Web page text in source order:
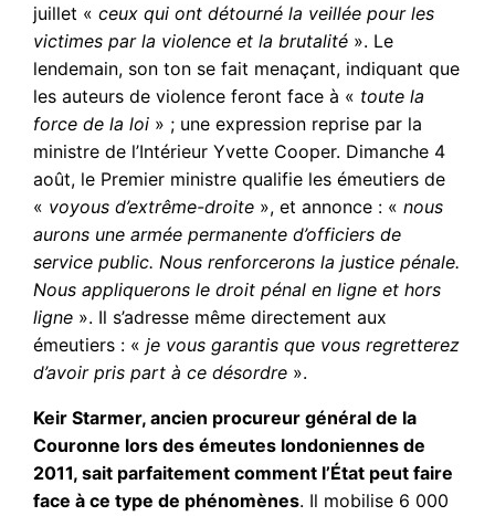
juillet «ceux qui ont détourné la veillée pour les
victimes par la violence et la brutalité ». Le
lendemain, son ton se fait menaçant, indiquant que
les auteurs de violence feront face à « toute la
force de la loi » ; une expression reprise par la
ministre de l’Intérieur Yvette Cooper. Dimanche 4
août, le Premier ministre qualifie les émeutiers de
« voyous d’extrême-droite », et annonce : «nous
aurons une armée permanente d’officiers de
service public. Nous renforcerons la justice pénale.
Nous appliquerons le droit pénal en ligne et hors
ligne ». Il s’adresse même directement aux
émeutiers : «je vous garantis que vous regretterez
d’avoir pris part à ce désordre ».
Keir Starmer, ancien procureur général de la
Couronne lors des émeutes londoniennes de
2011, sait parfaitement comment l’État peut faire
face à ce type de phénomènes. Il mobilise 6 000